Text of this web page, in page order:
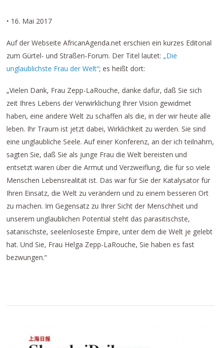
• 16. Mai 2017
Auf der Webseite AfricanAgenda.net erschien ein kurzes Editorial
zum Gürtel- und Straßen-Forum. Der Titel lautet: „Die
unglaublichste Frau der Welt“; es heißt dort:
„Vielen Dank, Frau Zepp-LaRouche, danke dafür, daß Sie sich
zeit Ihres Lebens der Verwirklichung Ihrer Vision gewidmet
haben, eine andere Welt zu schaffen als die, in der wir heute alle
leben. Ihr Traum ist jetzt dabei, Wirklichkeit zu werden. Sie sind
eine unglaubliche Seele. Auf einer Konferenz, an der ich teilnahm,
sagten Sie, daß Sie als junge Frau die Welt bereisten und
entsetzt waren über die Armut und Verzweiflung, die für so viele
Menschen Lebensrealität ist. Das war für Sie der Katalysator für
Ihren Einsatz, die Welt zu verändern und zu einem besseren Ort
zu machen. Im Gegensatz zu Ihrer Sicht der Menschheit und
unserem unglaublichen Potential steht das parasitischste,
satanischste, seelenloseste Empire, unter dem die Welt je gelebt
hat. Und Sie, Frau Helga Zepp-LaRouche, Sie haben es fast
bezwungen.“